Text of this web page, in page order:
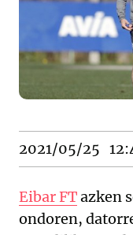
2021/05/25
Eibar FTazken
ondoren,